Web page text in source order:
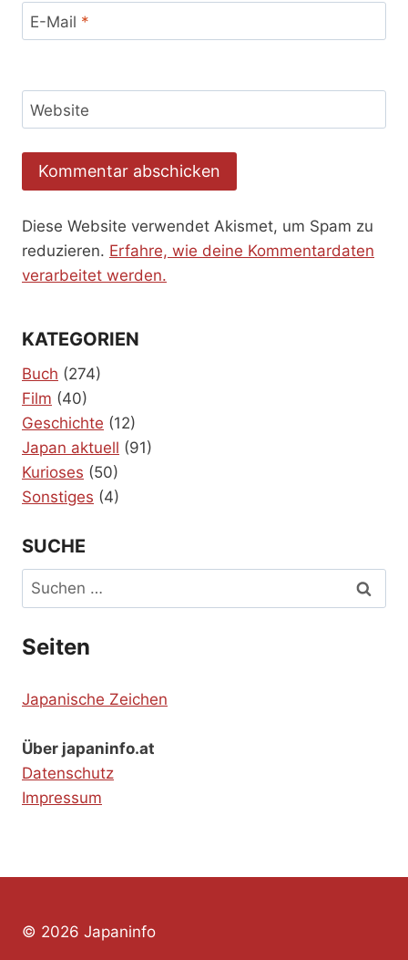
E-Mail *
Website
Diese Website verwendet Akismet, um Spam zu
reduzieren. Erfahre, wie deine Kommentardaten
verarbeitet werden.
KATEGORIEN
Buch (274)
Film (40)
Geschichte (12)
Japan aktuell (91)
Kurioses (50)
Sonstiges (4)
SUCHE
Suchen
nach:
Seiten
Japanische Zeichen
Über japaninfo.at
Datenschutz
Impressum
© 2026 Japaninfo